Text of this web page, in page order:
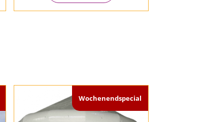
Wochenendspecial